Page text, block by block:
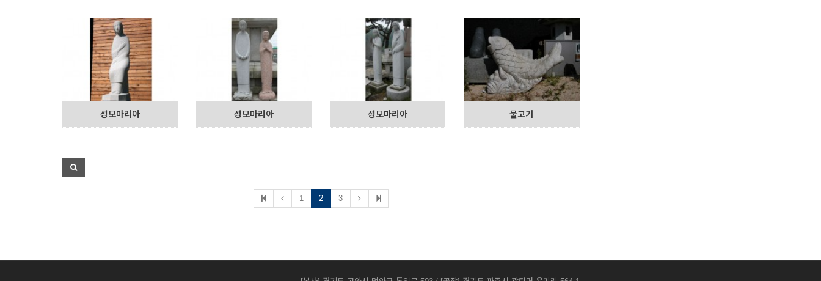
성모마리아 성모마리아 성모마리아 물고기
1 2 3